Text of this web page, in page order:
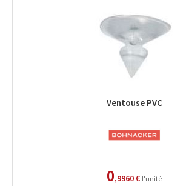
Ventouse PVC
0,9960 € l'unité